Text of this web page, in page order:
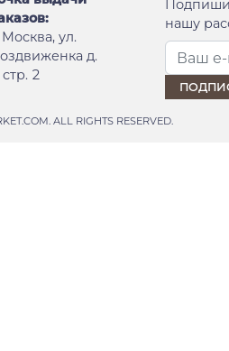
Москва, ул.
д.
2
нашу
ALL RIGHTS RESERVED.